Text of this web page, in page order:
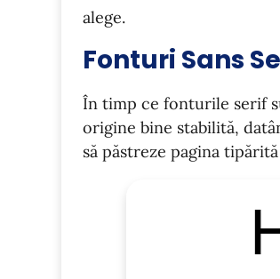
alege.
Fonturi Sans
În timp ce fonturile serif
origine bine stabilită,
să păstreze pagina